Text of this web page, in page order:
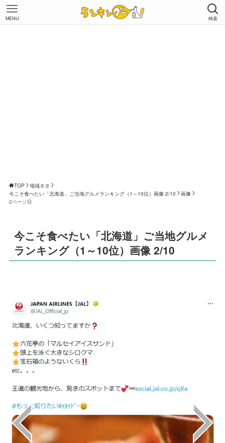
検索
MENU
TOP
地域ネタ
今こそ食べたい「北海道」ご当地グルメランキング（1～10位）画像 2/10
画像
2ページ目
今こそ食べたい「北海道」ご当地グルメ
ランキング（1～10位）画像 2/10